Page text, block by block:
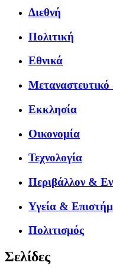
Διεθνή
Πολιτική
Εθνικά
Εκκλησία
Οικονομία
Τεχνολογία
Περιβάλλον &
Υγεία &
Πολιτισμός
Σελίδες